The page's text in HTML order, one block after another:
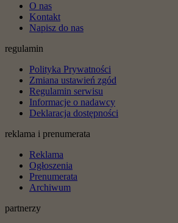
O nas
Kontakt
Napisz do nas
regulamin
Polityka Prywatności
Zmiana ustawień zgód
Regulamin serwisu
Informacje o nadawcy
Deklaracja dostępności
reklama i prenumerata
Reklama
Ogłoszenia
Prenumerata
Archiwum
partnerzy